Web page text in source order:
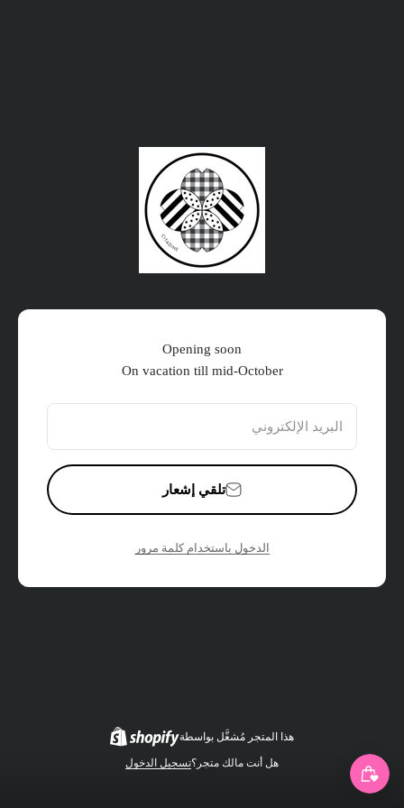
Citadine Online Shop
Opening soon
On vacation till mid-October
البريد الإلكتروني
تلقي إشعار
الدخول باستخدام كلمة مرور
هذا المتجر مُشغَّل بواسطة
هل أنت مالك متجر؟تسجيل الدخول